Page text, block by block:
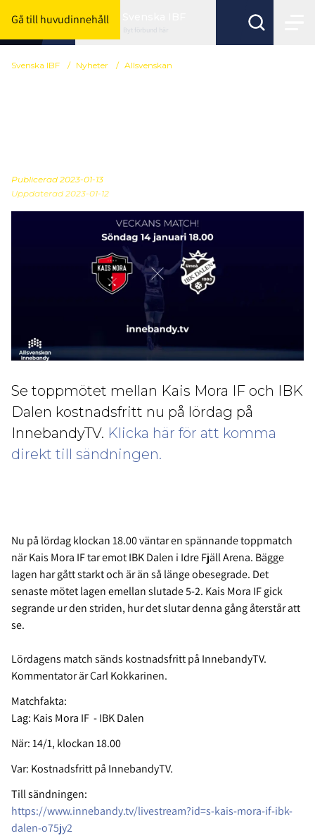
Gå till huvudinnehåll
Byt förbund här
Svenska IBF / Nyheter / Allsvenskan
Publicerad 2023-01-13
Uppdaterad 2023-01-12
Se toppmötet mellan Kais Mora IF och IBK
Dalen kostnadsfritt nu på lördag på
InnebandyTV. Klicka här för att komma
direkt till sändningen.
Nu på lördag klockan 18.00 väntar en spännande toppmatch
när Kais Mora IF tar emot IBK Dalen i Idre Fjäll Arena. Bägge
lagen har gått starkt och är än så länge obesegrade. Det
senaste mötet lagen emellan slutade 5-2. Kais Mora IF gick
segrande ur den striden, hur det slutar denna gång återstår att
se.
Lördagens match sänds kostnadsfritt på InnebandyTV.
Kommentator är Carl Kokkarinen.
Matchfakta:
Lag: Kais Mora IF - IBK Dalen
När: 14/1, klockan 18.00
Var: Kostnadsfritt på InnebandyTV.
Till sändningen:
https://www.innebandy.tv/livestream?id=s-kais-mora-if-ibk-
dalen-o75jy2